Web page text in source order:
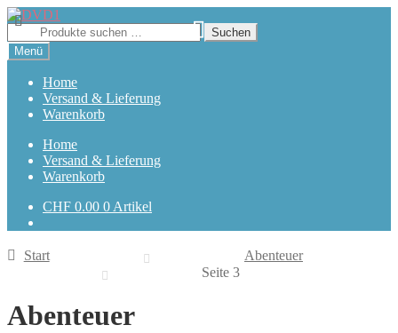
Zur
Navigation
springen
Zum
Inhalt
springen
Suchen
nach:
Suchen
Menü
Home
Versand & Lieferung
Warenkorb
Home
Versand & Lieferung
Warenkorb
CHF 0.00 0 Artikel
Start
Abenteuer
Seite 3
Abenteuer